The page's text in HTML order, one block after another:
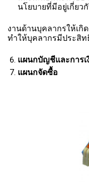
นโยบายที่มีอยู่เกี่ยว
งานด้านบุคลากรให้เกิ
ทำให้บุคลากรมีประสิ
แผนกบัญชีและการเ
แผนกจัดซื้อ